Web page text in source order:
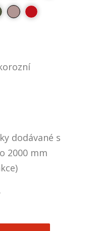
dodávané s
2000 mm